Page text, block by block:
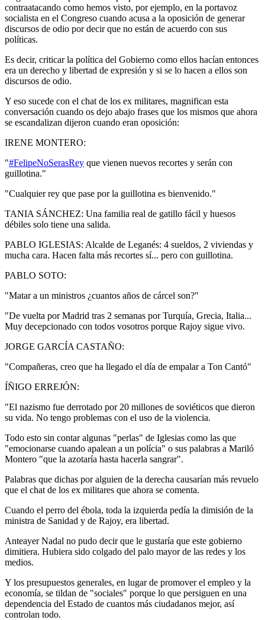
contraatacando como hemos visto, por ejemplo, en la portavoz
socialista en el Congreso cuando acusa a la oposición de generar
discursos de odio por decir que no están de acuerdo con sus
políticas.
Es decir, criticar la política del Gobierno como ellos hacían entonces
era un derecho y libertad de expresión y si se lo hacen a ellos son
discursos de odio.
Y eso sucede con el chat de los ex militares, magnifican esta
conversación cuando os dejo abajo frases que los mismos que ahora
se escandalizan dijeron cuando eran oposición:
IRENE MONTERO:
"#FelipeNoSerasRey que vienen nuevos recortes y serán con
guillotina."
"Cualquier rey que pase por la guillotina es bienvenido."
TANIA SÁNCHEZ: Una familia real de gatillo fácil y huesos
débiles solo tiene una salida.
PABLO IGLESIAS: Alcalde de Leganés: 4 sueldos, 2 viviendas y
mucha cara. Hacen falta más recortes sí... pero con guillotina.
PABLO SOTO:
"Matar a un ministros ¿cuantos años de cárcel son?"
"De vuelta por Madrid tras 2 semanas por Turquía, Grecia, Italia...
Muy decepcionado con todos vosotros porque Rajoy sigue vivo.
JORGE GARCÍA CASTAÑO:
"Compañeras, creo que ha llegado el día de empalar a Ton Cantó"
ÍÑIGO ERREJÓN:
"El nazismo fue derrotado por 20 millones de soviéticos que dieron
su vida. No tengo problemas con el uso de la violencia.
Todo esto sin contar algunas "perlas" de Iglesias como las que
"emocionarse cuando apalean a un polícia" o sus palabras a Mariló
Montero "que la azotaría hasta hacerla sangrar".
Palabras que dichas por alguien de la derecha causarían más revuelo
que el chat de los ex militares que ahora se comenta.
Cuando el perro del ébola, toda la izquierda pedía la dimisión de la
ministra de Sanidad y de Rajoy, era libertad.
Anteayer Nadal no pudo decir que le gustaría que este gobierno
dimitiera. Hubiera sido colgado del palo mayor de las redes y los
medios.
Y los presupuestos generales, en lugar de promover el empleo y la
economía, se tildan de "sociales" porque lo que persiguen en una
dependencia del Estado de cuantos más ciudadanos mejor, así
controlan todo.